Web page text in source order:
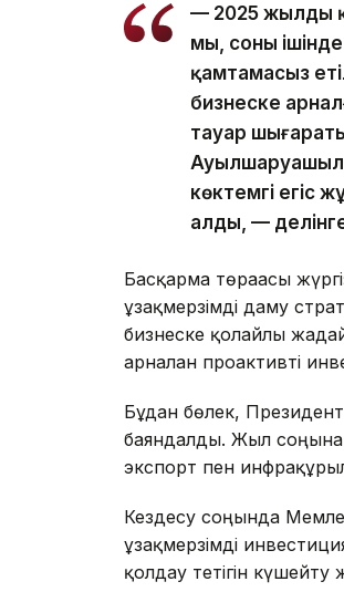
— 2025 жылдың
мың, соның
қамтамасыз
бизнеске
тауар
көктемгі егіс
алды, —
Басқарма төрағасы
ұзақмерзімді даму
бизнеске қолайлы
арналған проактивті
Бұдан бөлек,
баяндалды. Жыл соңына
экспорт пен
Кездесу соңында
ұзақмерзімді
қолдау тетігін